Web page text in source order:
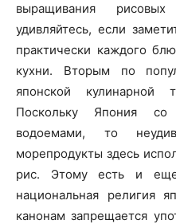
выращивания
удивляйтесь, если
практически каждого
кухни. Вторым по
японской кулинарной
Поскольку Япония
водоемами, то
морепродукты здесь
рис. Этому есть и
национальная религия
канонам запрещается